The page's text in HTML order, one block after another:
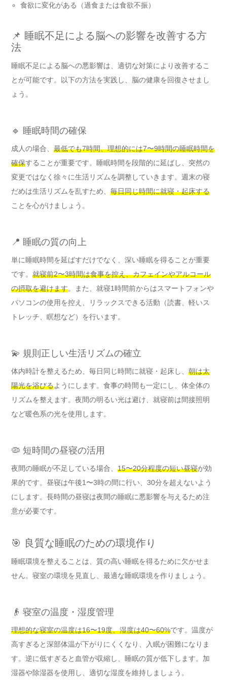
食欲に変化がある（過食または食欲不振）
📌 睡眠不足による脳への影響を改善する方
法
睡眠不足による脳への悪影響は、適切な対策により改善するこ
とが可能です。以下の方法を実践し、脳の健康を回復させまし
ょう。
🔹 睡眠時間の確保
成人の場合、 最低でも7時間、理想的には7〜9時間の睡眠時間を
確保することが重要です。睡眠時間を段階的に延ばし、突然の
変更ではなく徐々に生活リズムを調整していきます。週末の寝
だめは生活リズムを乱すため、 毎日同じ時間に就寝・起床する
ことを心がけましょう。
📍 睡眠の質の向上
単に睡眠時間を延ばすだけでなく、深い睡眠を得ることが重要
です。 就寝前2〜3時間は食事を控え、カフェインやアルコール
の摂取を避けます。また、就寝1時間前からはスマートフォンや
パソコンの使用を控え、リラックスできる活動（読書、軽いス
トレッチ、瞑想など）を行います。
💫 規則正しい生活リズムの確立
体内時計を整えるため、毎日同じ時間に就寝・起床し、 朝は太
陽光を浴びるようにします。食事の時間も一定にし、体全体の
リズムを整えます。夜間の明るい光は避け、就寝前は間接照明
など暖色系の光を使用します。
🦠 短時間の昼寝の活用
夜間の睡眠が不足している場合、 15〜20分程度の短い昼寝が効
果的です。昼寝は午後1〜3時の間に行い、30分を超えないよう
にします。長時間の昼寝は夜間の睡眠に悪影響を与えるため注
意が必要です。
🎯 良質な睡眠のための環境作り
睡眠環境を整えることは、質の高い睡眠を得るために欠かせま
せん。寝室の環境を見直し、最適な睡眠環境を作りましょう。
👴 寝室の温度・湿度管理
理想的な寝室の温度は16〜19度、湿度は40〜60%です。温度が
高すぎると深部体温が下がりにくくなり、入眠が困難になりま
す。逆に低すぎると血管が収縮し、睡眠の質が低下します。加
湿器や除湿器を使用し、適切な湿度を維持しましょう。